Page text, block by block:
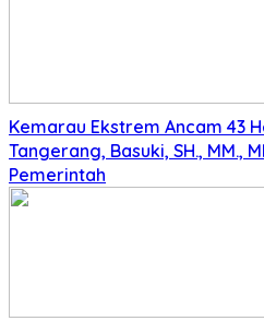
Kemarau Ekstrem Ancam 43
Tangerang, Basuki, SH., MM.,
Pemerintah